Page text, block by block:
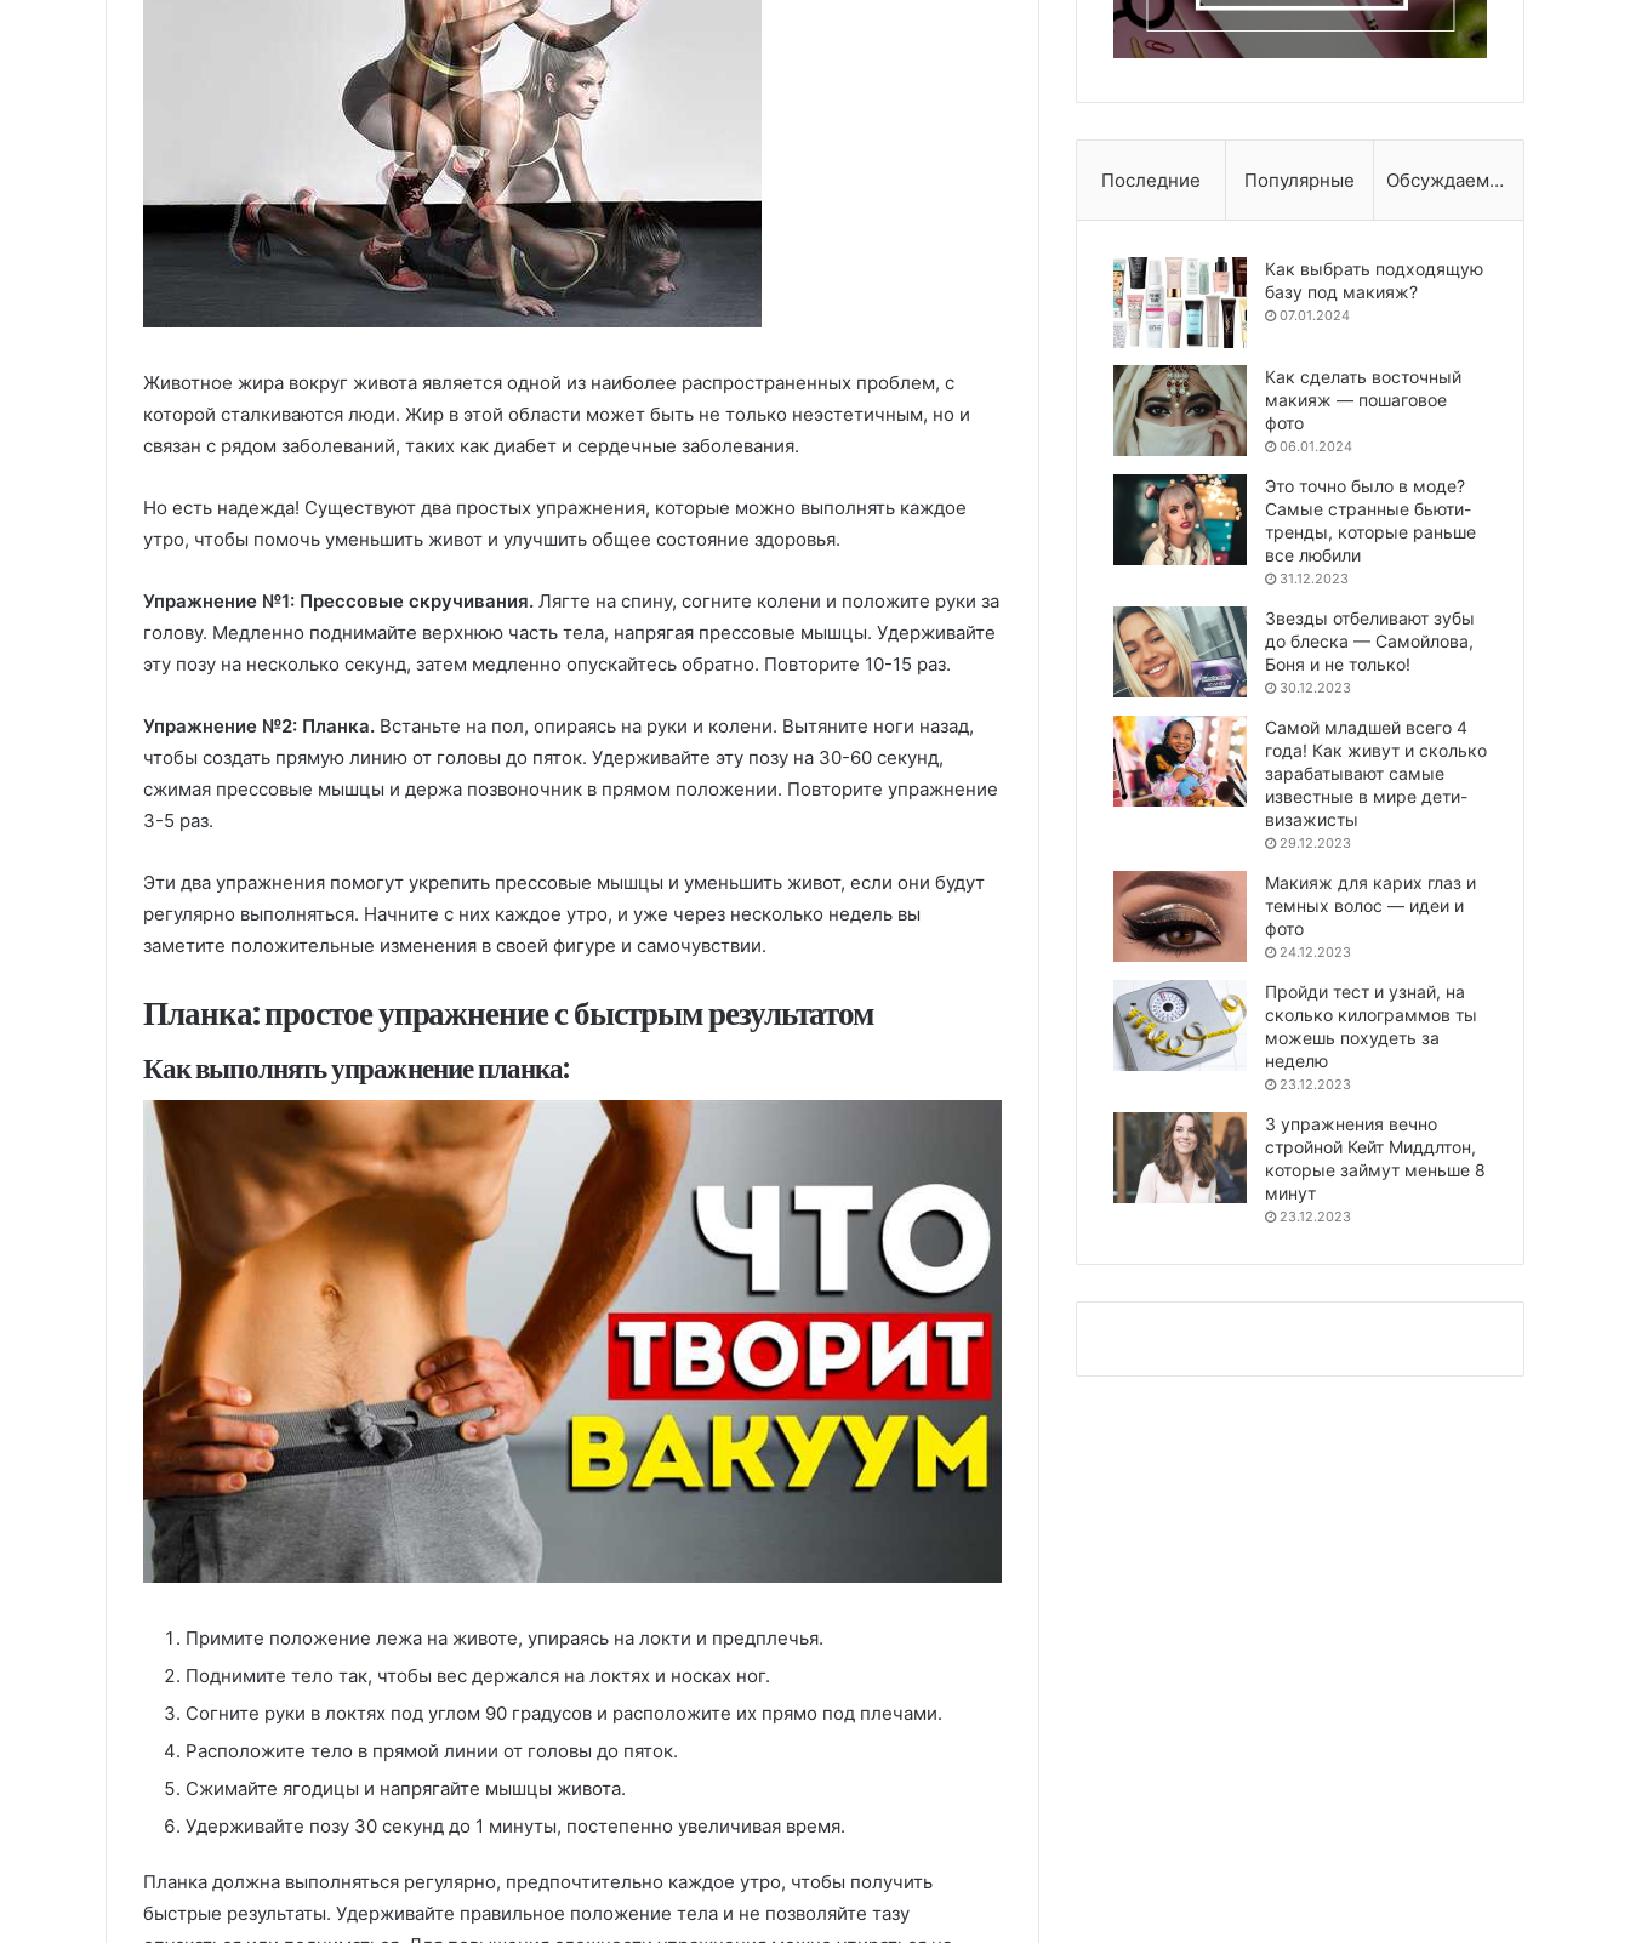
Животное жира вокруг живота является одной из наиболее распространенных проблем, с
которой сталкиваются люди. Жир в этой области может быть не только неэстетичным, но и
связан с рядом заболеваний, таких как диабет и сердечные заболевания.
Но есть надежда! Существуют два простых упражнения, которые можно выполнять каждое
утро, чтобы помочь уменьшить живот и улучшить общее состояние здоровья.
Упражнение №1: Прессовые скручивания. Лягте на спину, согните колени и положите руки за
голову. Медленно поднимайте верхнюю часть тела, напрягая прессовые мышцы. Удерживайте
эту позу на несколько секунд, затем медленно опускайтесь обратно. Повторите 10-15 раз.
Упражнение №2: Планка. Встаньте на пол, опираясь на руки и колени. Вытяните ноги назад,
чтобы создать прямую линию от головы до пяток. Удерживайте эту позу на 30-60 секунд,
сжимая прессовые мышцы и держа позвоночник в прямом положении. Повторите упражнение
3-5 раз.
Эти два упражнения помогут укрепить прессовые мышцы и уменьшить живот, если они будут
регулярно выполняться. Начните с них каждое утро, и уже через несколько недель вы
заметите положительные изменения в своей фигуре и самочувствии.
Планка: простое упражнение с быстрым результатом
Как выполнять упражнение планка:
Примите положение лежа на животе, упираясь на локти и предплечья.
Поднимите тело так, чтобы вес держался на локтях и носках ног.
Согните руки в локтях под углом 90 градусов и расположите их прямо под плечами.
Расположите тело в прямой линии от головы до пяток.
Сжимайте ягодицы и напрягайте мышцы живота.
Удерживайте позу 30 секунд до 1 минуты, постепенно увеличивая время.
Планка должна выполняться регулярно, предпочтительно каждое утро, чтобы получить
быстрые результаты. Удерживайте правильное положение тела и не позволяйте тазу
Последние Популярные Обсуждаемые
Как выбрать подходящую
базу под макияж?
07.01.2024
Как сделать восточный
макияж — пошаговое
фото
06.01.2024
Это точно было в моде?
Самые странные бьюти-
тренды, которые раньше
все любили
31.12.2023
Звезды отбеливают зубы
до блеска — Самойлова,
Боня и не только!
30.12.2023
Самой младшей всего 4
года! Как живут и сколько
зарабатывают самые
известные в мире дети-
визажисты
29.12.2023
Макияж для карих глаз и
темных волос — идеи и
фото
24.12.2023
Пройди тест и узнай, на
сколько килограммов ты
можешь похудеть за
неделю
23.12.2023
3 упражнения вечно
стройной Кейт Миддлтон,
которые займут меньше 8
минут
23.12.2023